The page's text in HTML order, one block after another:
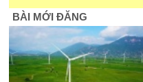
BÀI MỚI ĐĂNG